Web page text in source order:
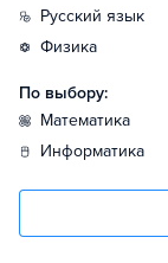
русский язык
физика
По выбору:
математика
информатика